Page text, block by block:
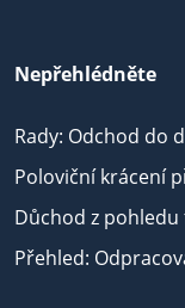
Nepřehlédněte
Rady: Odchod do
Poloviční krácení
Důchod z
Přehled: